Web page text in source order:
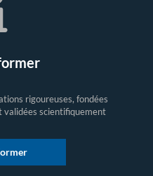
rigoureuses, fondées
validées scientifiquement